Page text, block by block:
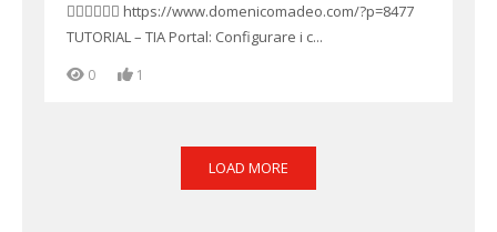
👉🏻👉🏻👉🏻 https://www.domenicomadeo.com/?p=8477
TUTORIAL – TIA Portal: Configurare i c...
0 1
LOAD MORE